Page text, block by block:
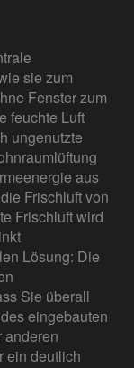
sie zum
Fenster zum
feuchte Luft
ungenutzte
aus
Frischluft von
Frischluft wird
Lösung: Die
Sie überall
eingebauten
anderen
ein deutlich